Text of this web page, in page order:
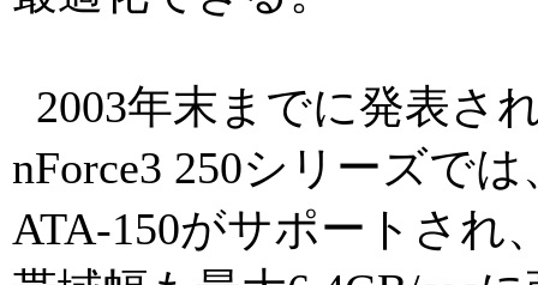
2003年末までに発表さ
nForce3 250シリーズで
ATA-150がサポートされ